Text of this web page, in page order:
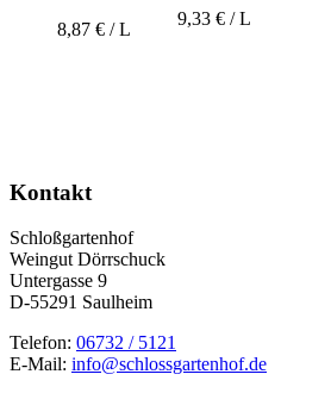
46,00 €39,90 €.
8,87 € / L
9,33 € / L
Kontakt
Schloßgartenhof
Weingut Dörrschuck
Untergasse 9
D-55291 Saulheim
Telefon: 06732 / 5121
E-Mail: info@schlossgartenhof.de